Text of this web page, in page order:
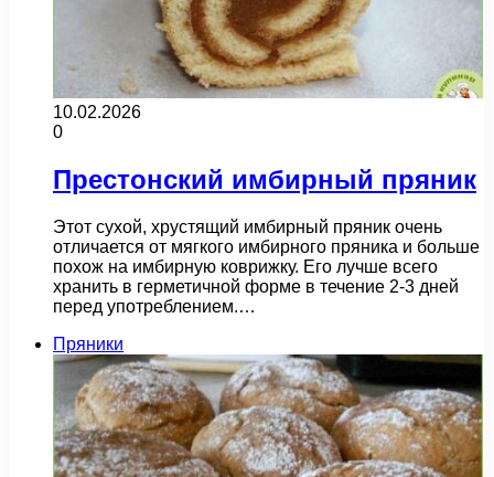
10.02.2026
0
Престонский имбирный пряник
Этот сухой, хрустящий имбирный пряник очень
отличается от мягкого имбирного пряника и больше
похож на имбирную коврижку. Его лучше всего
хранить в герметичной форме в течение 2-3 дней
перед употреблением.…
Пряники